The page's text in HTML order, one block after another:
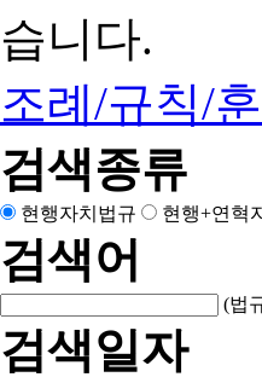
습니다.
조례/규칙/
검색종류
현행자치법규 현행+연혁
검색어
(법
검색일자